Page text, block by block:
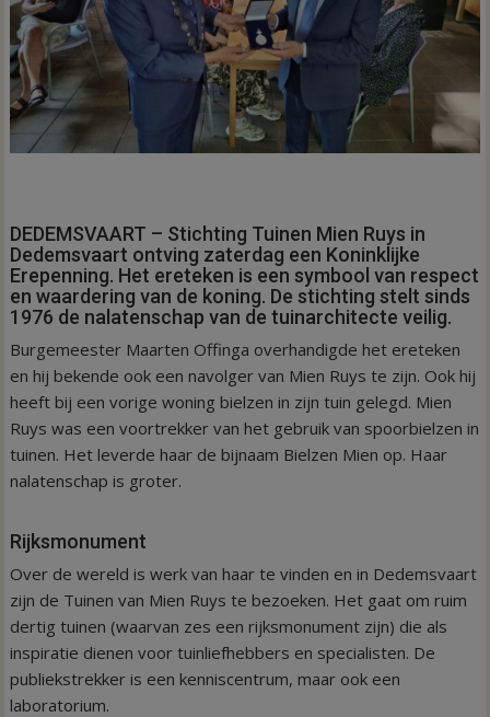
DEDEMSVAART – Stichting Tuinen Mien Ruys in
Dedemsvaart ontving zaterdag een Koninklijke
Erepenning. Het ereteken is een symbool van respect
en waardering van de koning. De stichting stelt sinds
1976 de nalatenschap van de tuinarchitecte veilig.
Burgemeester Maarten Offinga overhandigde het ereteken
en hij bekende ook een navolger van Mien Ruys te zijn. Ook hij
heeft bij een vorige woning bielzen in zijn tuin gelegd. Mien
Ruys was een voortrekker van het gebruik van spoorbielzen in
tuinen. Het leverde haar de bijnaam Bielzen Mien op. Haar
nalatenschap is groter.
Rijksmonument
Over de wereld is werk van haar te vinden en in Dedemsvaart
zijn de Tuinen van Mien Ruys te bezoeken. Het gaat om ruim
dertig tuinen (waarvan zes een rijksmonument zijn) die als
inspiratie dienen voor tuinliefhebbers en specialisten. De
publiekstrekker is een kenniscentrum, maar ook een
laboratorium.